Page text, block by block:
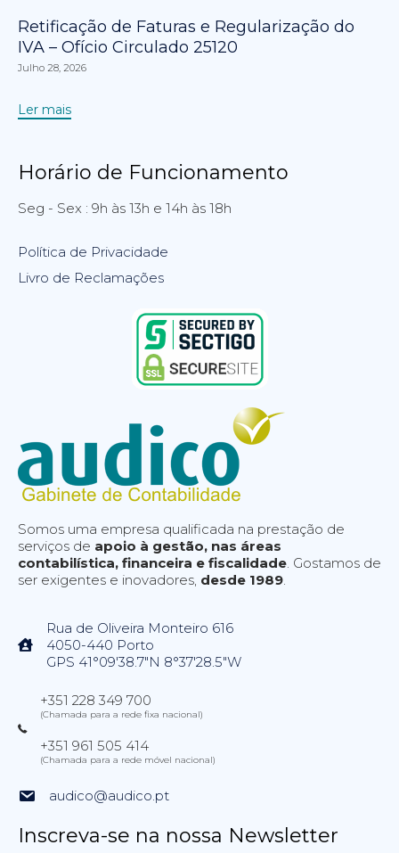
Retificação de Faturas e Regularização do
IVA – Ofício Circulado 25120
Julho 28, 2026
Ler mais
Horário de Funcionamento
Seg - Sex : 9h às 13h e 14h às 18h
Política de Privacidade
Livro de Reclamações
Somos uma empresa qualificada na prestação de
serviços de apoio à gestão, nas áreas
contabilística, financeira e fiscalidade. Gostamos de
ser exigentes e inovadores, desde 1989.
Rua de Oliveira Monteiro 616
4050-440 Porto
GPS 41°09'38.7"N 8°37'28.5"W
+351 228 349 700
(Chamada para a rede fixa nacional)
+351 961 505 414
(Chamada para a rede móvel nacional)
audico@audico.pt
Inscreva-se na nossa Newsletter